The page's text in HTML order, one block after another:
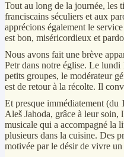
Tout au long de la journée, les
franciscains séculiers et aux
apprécions également le
est bon, miséricordieux et
Nous avons fait une brève
Petr dans notre église. Le lundi
petits groupes, le modérateur
est de retour à la récolte. Il
Et presque immédiatement (du
Aleš Jahoda, grâce à leur soin,
musicale qui a accompagné la
plusieurs dans la cuisine. Des
motivée par le désir de vivre un